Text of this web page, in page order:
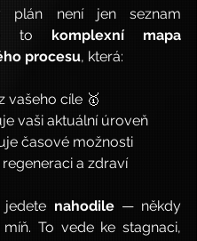
plán není jen seznam
to komplexní mapa
procesu, která:
vašeho cíle 🥇
vaši aktuální úroveň
časové možnosti
regeneraci a zdraví
jedete nahodile — někdy
To vede ke stagnaci,